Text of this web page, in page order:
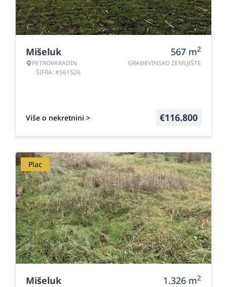
Mišeluk
PETROVARADIN
ŠIFRA: #561526
567 m2
GRAĐEVINSKO ZEMLJIŠTE
Više o nekretnini > €116.800
Plac
Mišeluk 1.326 m2